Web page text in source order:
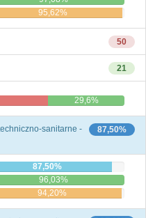
95,62%
50
21
29,6%
87,50%
sanitarne -
87,50%
96,03%
94,20%